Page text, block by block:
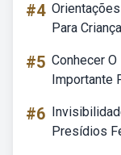
#4
Para
#5 Conhecer
Importante
#6
Presídios